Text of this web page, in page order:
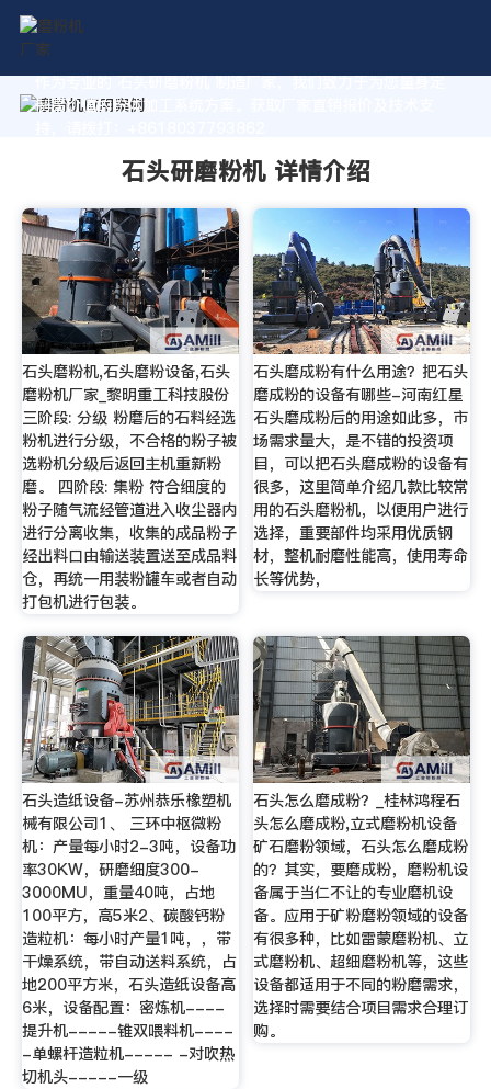
作为专业的 石头研磨粉机 制造厂家，我们致力于为您量身定
制高价值的粉体加工系统方案。获取厂家直销报价及技术支
石头研磨粉机 详情介绍
石头磨粉机,石头磨粉设备,石头
磨粉机厂家_黎明重工科技股份
三阶段: 分级 粉磨后的石料经选
粉机进行分级，不合格的粉子被
选粉机分级后返回主机重新粉
磨。 四阶段: 集粉 符合细度的
粉子随气流经管道进入收尘器内
进行分离收集，收集的成品粉子
经出料口由输送装置送至成品料
仓，再统一用装粉罐车或者自动
打包机进行包装。
石头磨成粉有什么用途？把石头
磨成粉的设备有哪些-河南红星
石头磨成粉后的用途如此多，市
场需求量大，是不错的投资项
目，可以把石头磨成粉的设备有
很多，这里简单介绍几款比较常
用的石头磨粉机，以便用户进行
选择，重要部件均采用优质钢
材，整机耐磨性能高，使用寿命
长等优势，
石头造纸设备-苏州恭乐橡塑机
械有限公司1、 三环中枢微粉
机：产量每小时2-3吨，设备功
率30KW，研磨细度300-
3000MU，重量40吨，占地
100平方，高5米2、碳酸钙粉
造粒机：每小时产量1吨，，带
干燥系统，带自动送料系统，占
地200平方米，石头造纸设备高
6米，设备配置：密炼机----
提升机-----锥双喂料机----
-单螺杆造粒机----- -对吹热
切机头-----一级
石头怎么磨成粉？_桂林鸿程石
头怎么磨成粉,立式磨粉机设备
矿石磨粉领域，石头怎么磨成粉
的？其实，要磨成粉，磨粉机设
备属于当仁不让的专业磨机设
备。应用于矿粉磨粉领域的设备
有很多种，比如雷蒙磨粉机、立
式磨粉机、超细磨粉机等，这些
设备都适用于不同的粉磨需求，
选择时需要结合项目需求合理订
购。